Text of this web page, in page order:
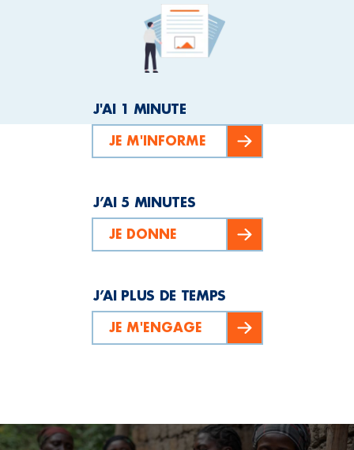
J'AI 1 MINUTE
JE M'INFORME
J’AI 5 MINUTES
JE DONNE
J’AI PLUS DE TEMPS
JE M'ENGAGE